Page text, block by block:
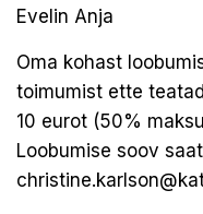
Evelin Anja
Oma kohast
toimumist ette
10 eurot (50%
Loobumise soov